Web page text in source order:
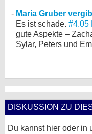
Maria Gruber
Es ist schade. #4.05
gute Aspekte –
Sylar, Peters und
DISKUSSION ZU
Du kannst hier oder in